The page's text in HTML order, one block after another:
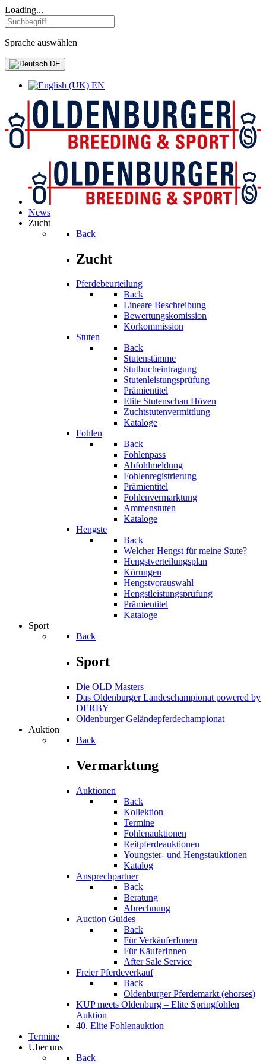
Loading...
Sprache auswählen
DE
EN
News
Zucht
Back
Zucht
Pferdebeurteilung
Back
Lineare Beschreibung
Bewertungskomission
Körkommission
Stuten
Back
Stutenstämme
Stutbucheintragung
Stutenleistungsprüfung
Prämientitel
Elite Stutenschau Höven
Zuchtstutenvermittlung
Kataloge
Fohlen
Back
Fohlenpass
Abfohlmeldung
Fohlenregistrierung
Prämientitel
Fohlenvermarktung
Ammenstuten
Kataloge
Hengste
Back
Welcher Hengst für meine Stute?
Hengstverteilungsplan
Körungen
Hengstvorauswahl
Hengstleistungsprüfung
Prämientitel
Kataloge
Sport
Back
Sport
Die OLD Masters
Das Oldenburger Landeschampionat powered by
DERBY
Oldenburger Geländepferde­championat
Auktion
Back
Vermarktung
Auktionen
Back
Kollektion
Termine
Fohlenauktionen
Reitpferdeauktionen
Youngster- und Hengstauktionen
Katalog
Ansprechpartner
Back
Beratung
Abrechnung
Auction Guides
Back
Für VerkäuferInnen
Für KäuferInnen
After Sale Service
Freier Pferdeverkauf
Back
Oldenburger Pferdemarkt (ehorses)
KUP meets Oldenburg – Elite Springfohlen
Auktion
40. Elite Fohlenauktion
Termine
Über uns
Back